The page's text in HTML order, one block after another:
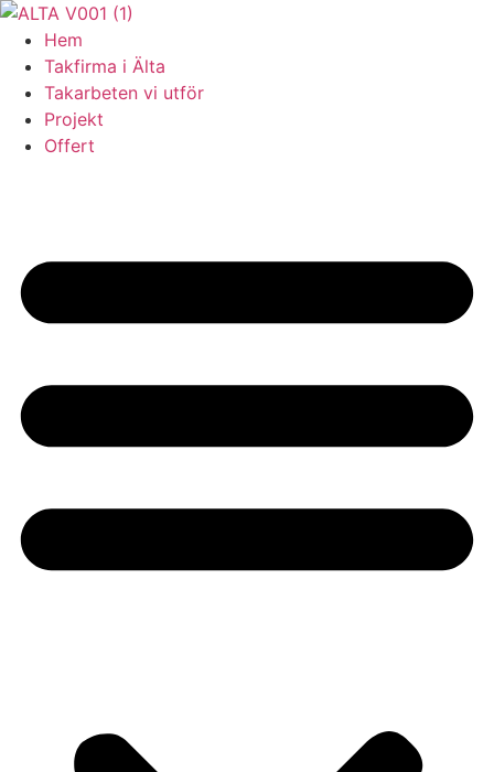
Skip
content
Hem
Takfirma i Älta
Takarbeten vi utför
Projekt
Offert